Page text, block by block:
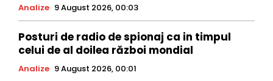
Analize 9 August 2026, 00:03
Posturi de radio de spionaj ca in timpul
celui de al doilea război mondial
Analize 9 August 2026, 00:01